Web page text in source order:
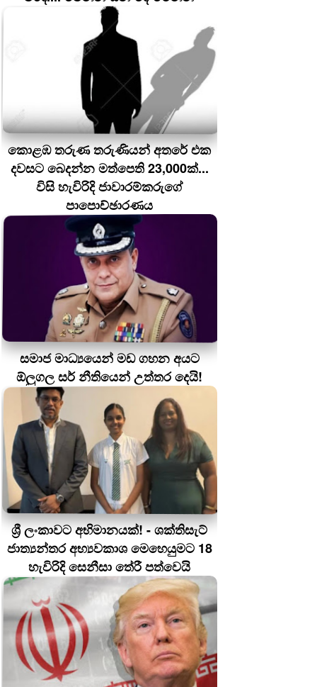
කොළඹ තරුණ තරුණියන් අතරේ එක
දවසට බෙදන්න මත්පෙති 23,000ක්...
විසි හැවිරිදි ජාවාරම්කරුගේ
පාපොච්ඡාරණය
සමාජ මාධ්‍යයෙන් මඩ ගහන අයට
ඕලුගල සර් නීතියෙන් උත්තර දෙයි!
ශ්‍රී ලංකාවට අභිමානයක්! - ශක්තිසැට්
ජාත්‍යන්තර අභ්‍යවකාශ මෙහෙයුමට 18
හැවිරිදි සෙනීසා තේරී පත්වෙයි